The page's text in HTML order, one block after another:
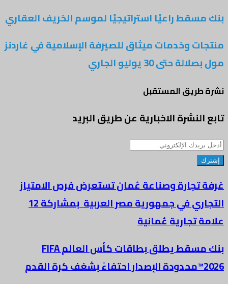
بنك مسقط راعيًا استراتيجيًا لموسم الخريف العقاري
منتجات وخدمات ميثاق للصيرفة الإسلامية في غاردنز
مول بصلالة حتى 30 يوليو الجاري
نشرة طريق المستقبل
تابع النشرة الاخبارية عن طريق البريد
أدخل
بريدك
غرفة تجارة وصناعة عُمان تستعرض فرص الامتياز
التجاري في جمهورية مصر العربية بمشاركة 12
علامة تجارية عُمانية
بنك مسقط يطلق بطاقات كأس العالم FIFA
2026™محدودة الإصدار احتفاءً بشغف كرة القدم